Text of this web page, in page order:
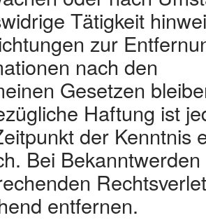
Tätigkeit
zur
nach den
Gesetzen
Haftung ist
der Kenntnis
Bei
entfernen.